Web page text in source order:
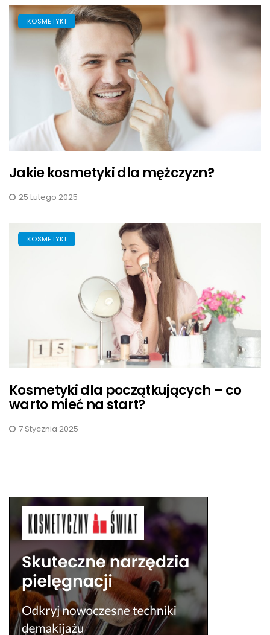
KOSMETYKI
Jakie kosmetyki dla mężczyzn?
25 Lutego 2025
KOSMETYKI
Kosmetyki dla początkujących – co
warto mieć na start?
7 Stycznia 2025